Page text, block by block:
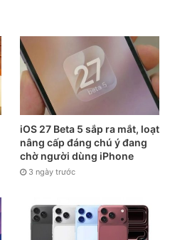
iOS 27 Beta 5 sắp ra mắt, loạt
nâng cấp đáng chú ý đang
chờ người dùng iPhone
3 ngày trước